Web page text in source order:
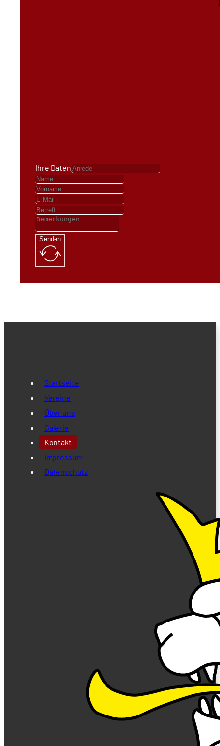
Ihre Daten
Senden
Startseite
Vereine
Über uns
Galerie
Kontakt
Impressum
Datenschutz